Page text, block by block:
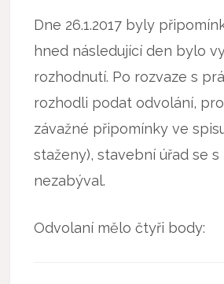
Dne 26.1.2017 byly
hned následující den bylo
rozhodnutí. Po rozvaze s
rozhodli podat odvolání,
závažné připomínky ve
staženy), stavební úřad se
nezabýval.
Odvolaní mělo čtyři body: